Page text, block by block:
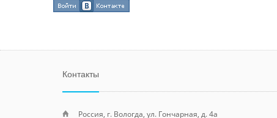
Контакты
Россия, г. Вологда, ул. Гончарная, д. 4а